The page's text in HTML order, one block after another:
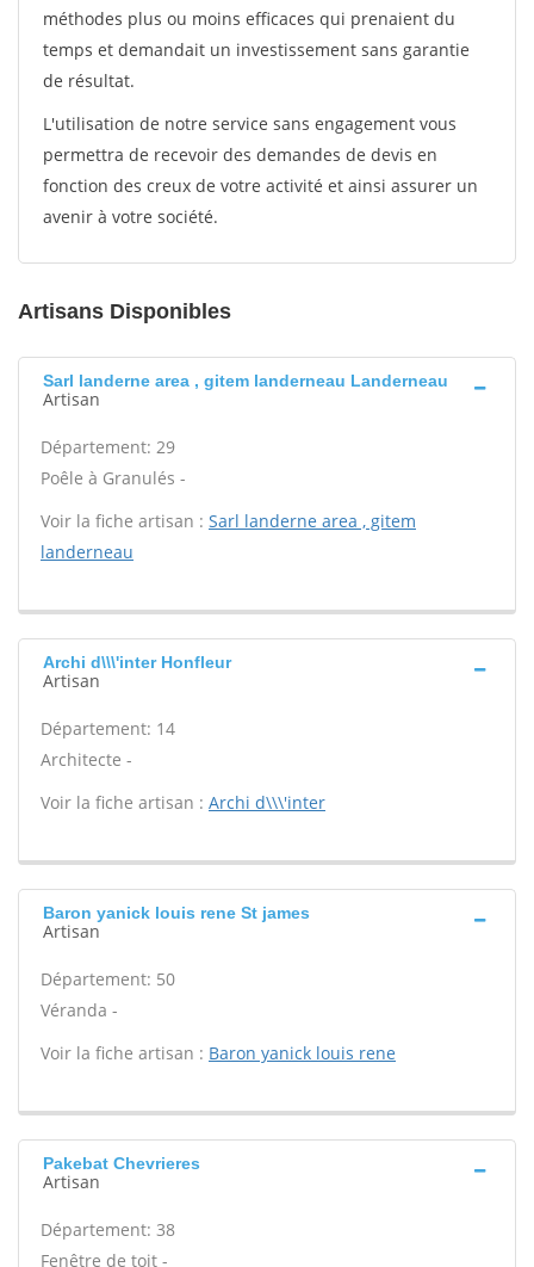
méthodes plus ou moins efficaces qui prenaient du
temps et demandait un investissement sans garantie
de résultat.
L'utilisation de notre service sans engagement vous
permettra de recevoir des demandes de devis en
fonction des creux de votre activité et ainsi assurer un
avenir à votre société.
Artisans Disponibles
Sarl landerne area , gitem landerneau Landerneau
Artisan
Département: 29
Poêle à Granulés -
Voir la fiche artisan : Sarl landerne area , gitem
landerneau
Archi d\\\'inter Honfleur
Artisan
Département: 14
Architecte -
Voir la fiche artisan : Archi d\\\'inter
Baron yanick louis rene St james
Artisan
Département: 50
Véranda -
Voir la fiche artisan : Baron yanick louis rene
Pakebat Chevrieres
Artisan
Département: 38
Fenêtre de toit -